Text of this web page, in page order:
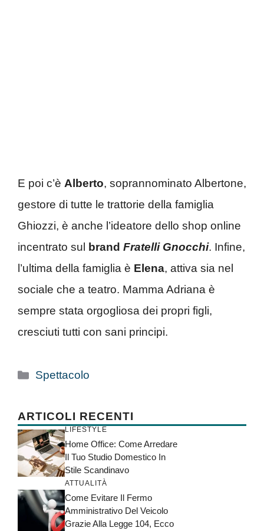
E poi c’è Alberto, soprannominato Albertone,
gestore di tutte le trattorie della famiglia
Ghiozzi, è anche l’ideatore dello shop online
incentrato sul
brand Fratelli Gnocchi. Infine,
l’ultima della famiglia è Elena, attiva sia nel
sociale che a teatro. Mamma Adriana è
sempre stata orgogliosa dei propri figli,
cresciuti tutti con sani principi.
Categorie
Spettacolo
ARTICOLI RECENTI
LIFESTYLE
Home Office: Come Arredare
Il Tuo Studio Domestico In
Stile Scandinavo
ATTUALITÀ
Come Evitare Il Fermo
Amministrativo Del Veicolo
Grazie Alla Legge 104, Ecco